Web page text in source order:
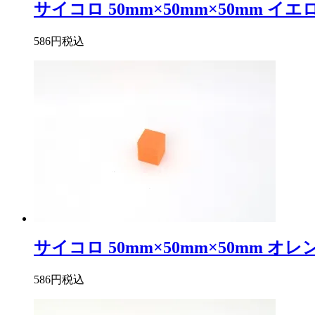
サイコロ 50mm×50mm×50mm イエ
586円税込
サイコロ 50mm×50mm×50mm オレ
586円税込